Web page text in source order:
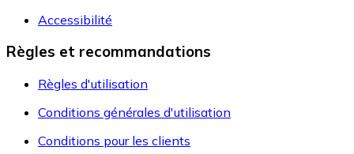
Accessibilité
Règles et recommandations
Règles d'utilisation
Conditions générales d'utilisation
Conditions pour les clients